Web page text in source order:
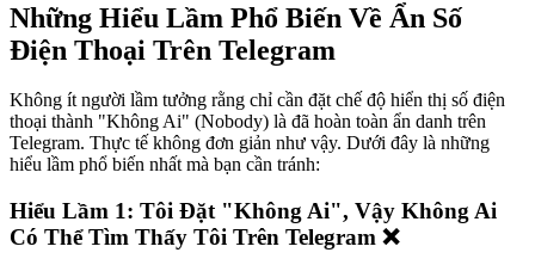
Những Hiểu Lầm Phổ Biến Về Ẩn Số
Điện Thoại Trên Telegram
Không ít người lầm tưởng rằng chỉ cần đặt chế độ hiển thị số điện
thoại thành "Không Ai" (Nobody) là đã hoàn toàn ẩn danh trên
Telegram. Thực tế không đơn giản như vậy. Dưới đây là những
hiểu lầm phổ biến nhất mà bạn cần tránh:
Hiểu Lầm 1: Tôi Đặt "Không Ai", Vậy Không Ai
Có Thể Tìm Thấy Tôi Trên Telegram ❌